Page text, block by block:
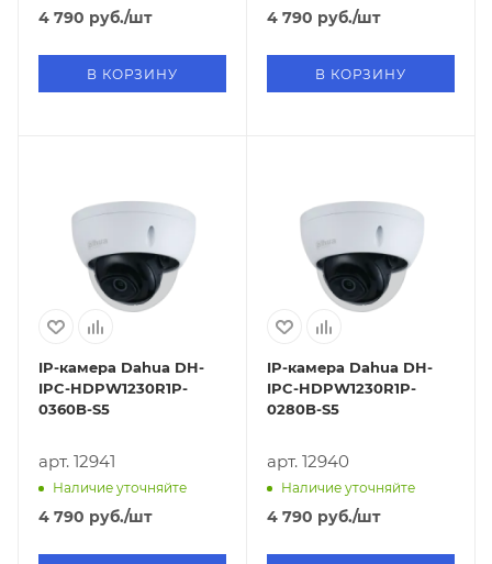
4 790 руб./шт
В КОРЗИНУ
4 790 руб./шт
В КОРЗИНУ
IP-камера Dahua DH-
IPC-HDPW1230R1P-
0360B-S5
арт. 12941
Наличие уточняйте
4 790 руб./шт
IP-камера Dahua DH-
IPC-HDPW1230R1P-
0280B-S5
арт. 12940
Наличие уточняйте
4 790 руб./шт